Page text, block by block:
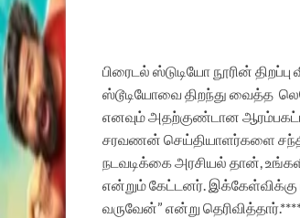
பிரைடல் ஸ்டுடியோ நூரின் திறப்பு
ஸ்டூடியோவை திறந்து வைத்த
எனவும்அதற்குண்டான ஆரம்பகட்ட
சரவணன் செய்தியாளர்களை
நடவடிக்கைஅரசியல் தான்,
என்றும்கேட்டனர். இக்கேள்விக்கு
வருவேன்” என்று தெரிவித்தார்